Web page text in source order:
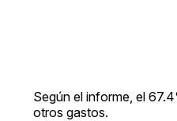
Según el informe, el
otros gastos.